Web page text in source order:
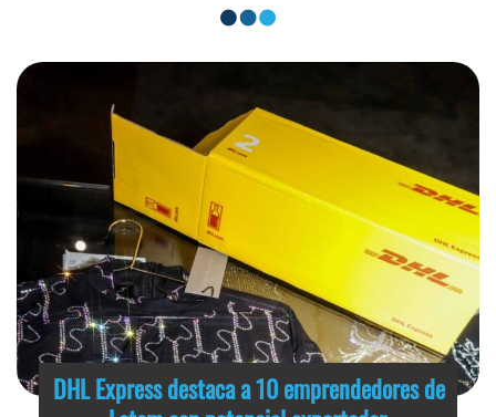
DHL Express destaca a 10 emprendedores de